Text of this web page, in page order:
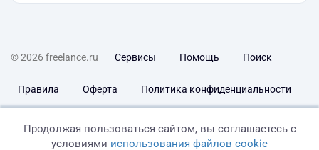
© 2026 freelance.ru Сервисы Помощь Поиск
Правила Оферта Политика конфиденциальности
Продолжая пользоваться сайтом, вы соглашаетесь с
условиями использования файлов cookie